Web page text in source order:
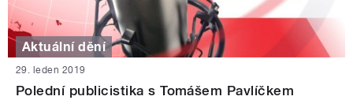
Aktuální dění
29. leden 2019
Polední publicistika s Tomášem Pavlíčkem